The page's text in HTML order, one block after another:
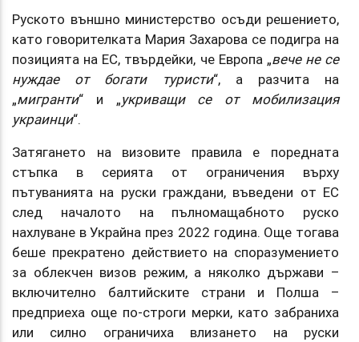
Руското външно министерство осъди решението,
като говорителката Мария Захарова се подигра на
позицията на ЕС, твърдейки, че Европа „вече не се
нуждае от богати туристи“, а разчита на
„мигранти“ и „укриващи се от мобилизация
украинци“.
Затягането на визовите правила е поредната
стъпка в серията от ограничения върху
пътуванията на руски граждани, въведени от ЕС
след началото на пълномащабното руско
нахлуване в Украйна през 2022 година. Още тогава
беше прекратено действието на споразумението
за облекчен визов режим, а няколко държави –
включително балтийските страни и Полша –
предприеха още по-строги мерки, като забраниха
или силно ограничиха влизането на руски